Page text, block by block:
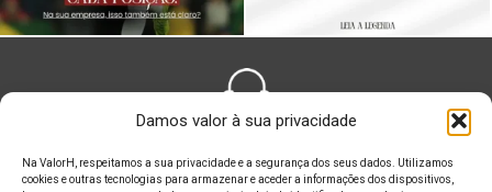
Damos valor à sua privacidade
Na ValorH, respeitamos a sua privacidade e a segurança dos seus dados. Utilizamos
cookies e outras tecnologias para armazenar e aceder a informações dos dispositivos,